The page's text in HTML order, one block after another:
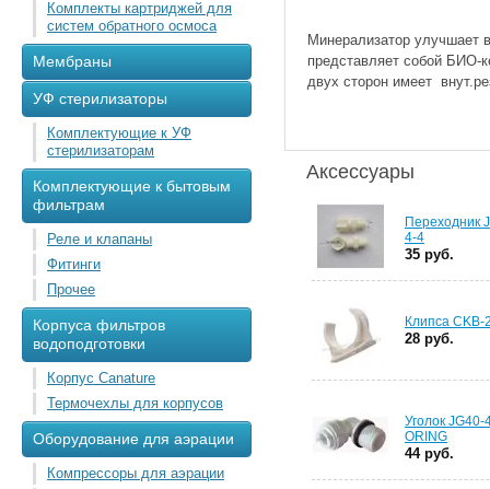
Комплекты картриджей для
систем обратного осмоса
Мембраны
УФ стерилизаторы
Комплектующие к УФ
стерилизаторам
Комплектующие к бытовым
фильтрам
Реле и клапаны
Фитинги
Прочее
Корпуса фильтров
водоподготовки
Корпус Canature
Термочехлы для корпусов
Оборудование для аэрации
Компрессоры для аэрации
Минерализатор улучшает
представляет собой БИО-
двух сторон имеет
Аксессуары
Переходник
4-4
35 руб.
Клипса CKB-
28 руб.
Уголок JG40-
ORING
44 руб.